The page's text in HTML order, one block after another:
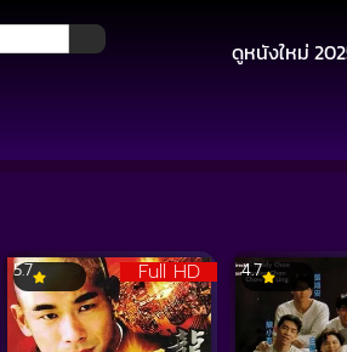
ดูหนังใหม่
Full HD
5.7 4.7